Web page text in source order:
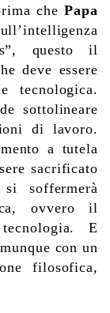
chePapa
questo il
deve essere
tecnologica.
sottolineare
di lavoro.
a tutela
sacrificato
soffermerà
ovvero il
E
con un
filosofica,